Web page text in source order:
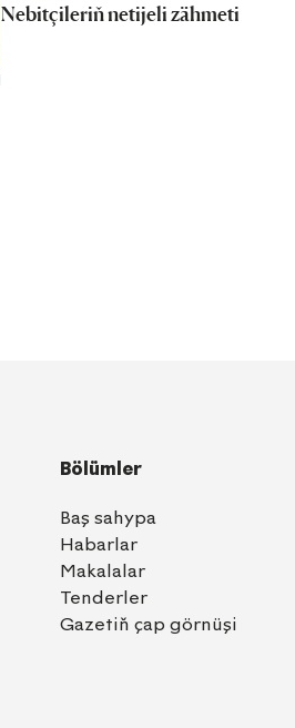
Nebitçileriň netijeli zähmeti
Bölümler
Baş sahypa
Habarlar
Makalalar
Tenderler
Gazetiň çap görnüşi